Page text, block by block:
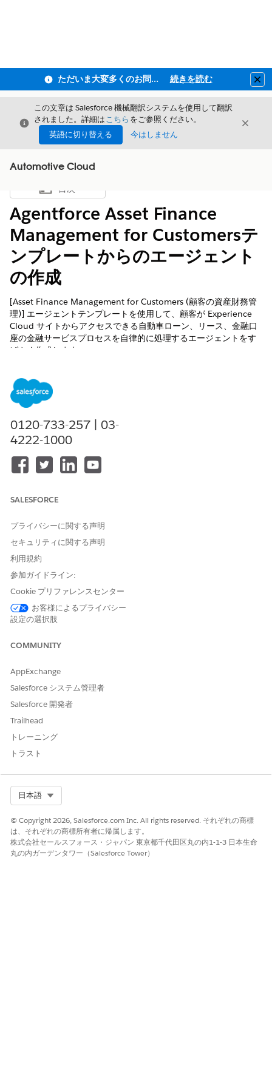
ただいま大変多くのお問い合わせをいただいており、ご連絡までにお時間を頂戴しております 続きを読む
閉じる
この文章は Salesforce 機械翻訳システムを使用して翻訳
されました。詳細はこちら をご参照ください。
英語に切り替える
今はしません
閉じる
Automotive Cloud
目次を表示
目次
Agentforce Asset Finance
Management for Customersテ
ンプレートからのエージェント
の作成
[Asset Finance Management for Customers (顧客の資産財務管
理)] エージェントテンプレートを使用して、顧客が Experience
Cloud サイトからアクセスできる自動車ローン、リース、金融口
座の金融サービスプロセスを自律的に処理するエージェントをす
ばやく作成します。
使用可能なインターフェース: Lightning Experience
使用可能なエディション: Agentforce for Automotive アドオン
または Agentforce 1 Automotive Edition に含まれる
EnterpriseEdition、
Edition、および
Developer
スするには、各ユーザーに Agentforce for Automotive アドオ
Einstein生成AIを設定して、強力な生成AI機能
Agentforce を有効にします。
Asset Finance Management for Customers (顧客の資産財務
管理) テンプレートを使用して
顧客は Experience Cloud サイトから直接エージェントとのイン
タラクションを起動できます。
0120-733-257 | 03-
4222-1000
SALESFORCE
プライバシーに関する声明
セキュリティに関する声明
利用規約
参加ガイドライン:
Cookie プリファレンスセンター
お客様によるプライバシー
設定の選択肢
COMMUNITY
AppExchange
Salesforce システム管理者
Salesforce 開発者
Trailhead
トレーニング
トラスト
日本語
© Copyright 2026, Salesforce.com Inc. All rights reserved. それぞれの商標
は、それぞれの商標所有者に帰属します。
株式会社セールスフォース・ジャパン 東京都千代田区丸の内1-1-3 日本生命
丸の内ガーデンタワー（Salesforce Tower）